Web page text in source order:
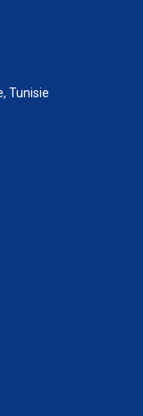
Tunisie